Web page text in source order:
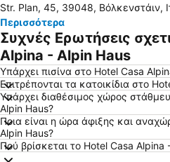
Lago di Dobbiaco
Borgo di Vipiteno
Str. Plan, 45, 39048, Βόλκενστάιν,
Περισσότερα
Συχνές Ερωτήσεις
Alpina - Alpin Haus
Υπάρχει πισίνα στο Hotel Casa
Επιτρέπονται τα κατοικίδια στο
Υπάρχει διαθέσιμος χώρος
Alpin Haus?
Ποια είναι η ώρα άφιξης και
Alpin Haus?
Πού βρίσκεται το Hotel Casa Alpina